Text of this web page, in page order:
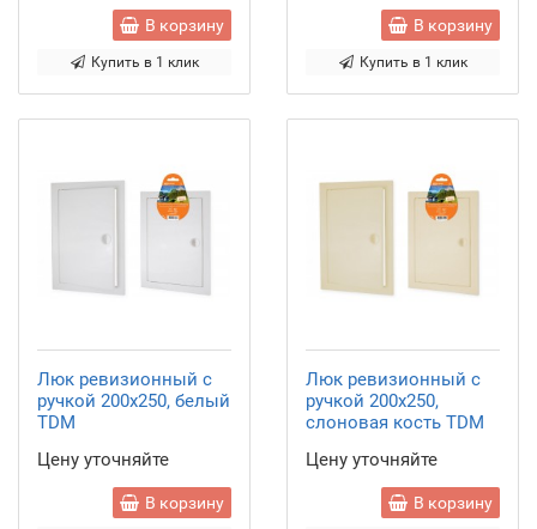
В корзину
Купить в 1 клик
В корзину
Купить в 1 клик
Люк ревизионный с
ручкой 200х250, белый
TDM
Цену уточняйте
В корзину
Люк ревизионный с
ручкой 200х250,
слоновая кость TDM
Цену уточняйте
В корзину